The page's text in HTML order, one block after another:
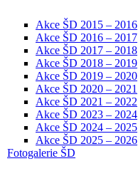
Akce ŠD 2015 – 2016
Akce ŠD 2016 – 2017
Akce ŠD 2017 – 2018
Akce ŠD 2018 – 2019
Akce ŠD 2019 – 2020
Akce ŠD 2020 – 2021
Akce ŠD 2021 – 2022
Akce ŠD 2023 – 2024
Akce ŠD 2024 – 2025
Akce ŠD 2025 – 2026
Fotogalerie ŠD